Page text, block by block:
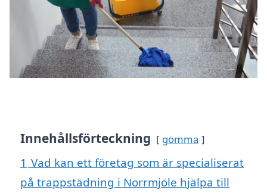
Innehållsförteckning gömma
1 Vad kan ett företag som är specialiserat
på trappstädning i Norrmjöle hjälpa till